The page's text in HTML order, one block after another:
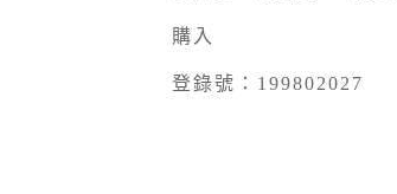
購入
登錄號：199802027